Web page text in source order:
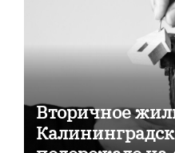
Вторичное